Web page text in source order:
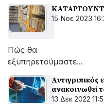
15 Νοε 2023
Πώς θα
εξυπηρετούμαστε...
ανακοινωθεί
13 Δεκ 2022